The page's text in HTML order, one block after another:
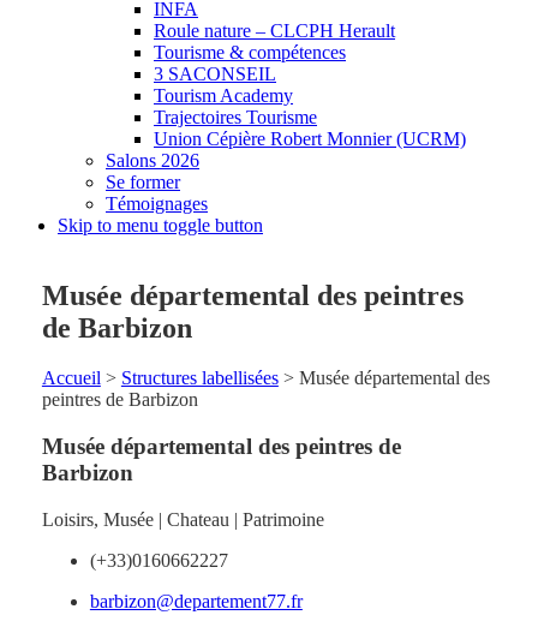
INFA
Roule nature – CLCPH Herault
Tourisme & compétences
3 SACONSEIL
Tourism Academy
Trajectoires Tourisme
Union Cépière Robert Monnier (UCRM)
Salons 2026
Se former
Témoignages
Skip to menu toggle button
Musée départemental des peintres
de Barbizon
Accueil> Structures labellisées> Musée départemental des
peintres de Barbizon
Musée départemental des peintres de
Barbizon
Loisirs, Musée | Chateau | Patrimoine
(+33)0160662227
barbizon@departement77.fr